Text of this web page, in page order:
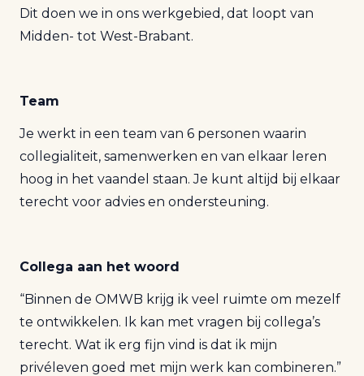
Dit doen we in ons werkgebied, dat loopt van
Midden- tot West-Brabant.
Team
Je werkt in een team van 6 personen waarin
collegialiteit, samenwerken en van elkaar leren
hoog in het vaandel staan. Je kunt altijd bij elkaar
terecht voor advies en ondersteuning.
Collega aan het woord
“Binnen de OMWB krijg ik veel ruimte om mezelf
te ontwikkelen. Ik kan met vragen bij collega’s
terecht. Wat ik erg fijn vind is dat ik mijn
privéleven goed met mijn werk kan combineren.”